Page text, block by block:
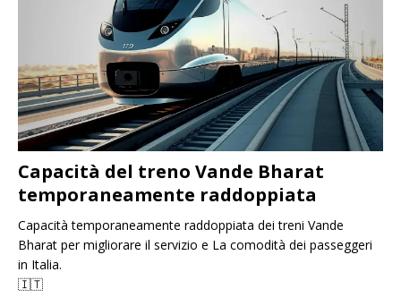
Capacità del treno Vande Bharat
temporaneamente raddoppiata
Capacità temporaneamente raddoppiata dei treni Vande
Bharat per migliorare il servizio e La comodità dei passeggeri
in Italia.
🇮🇹